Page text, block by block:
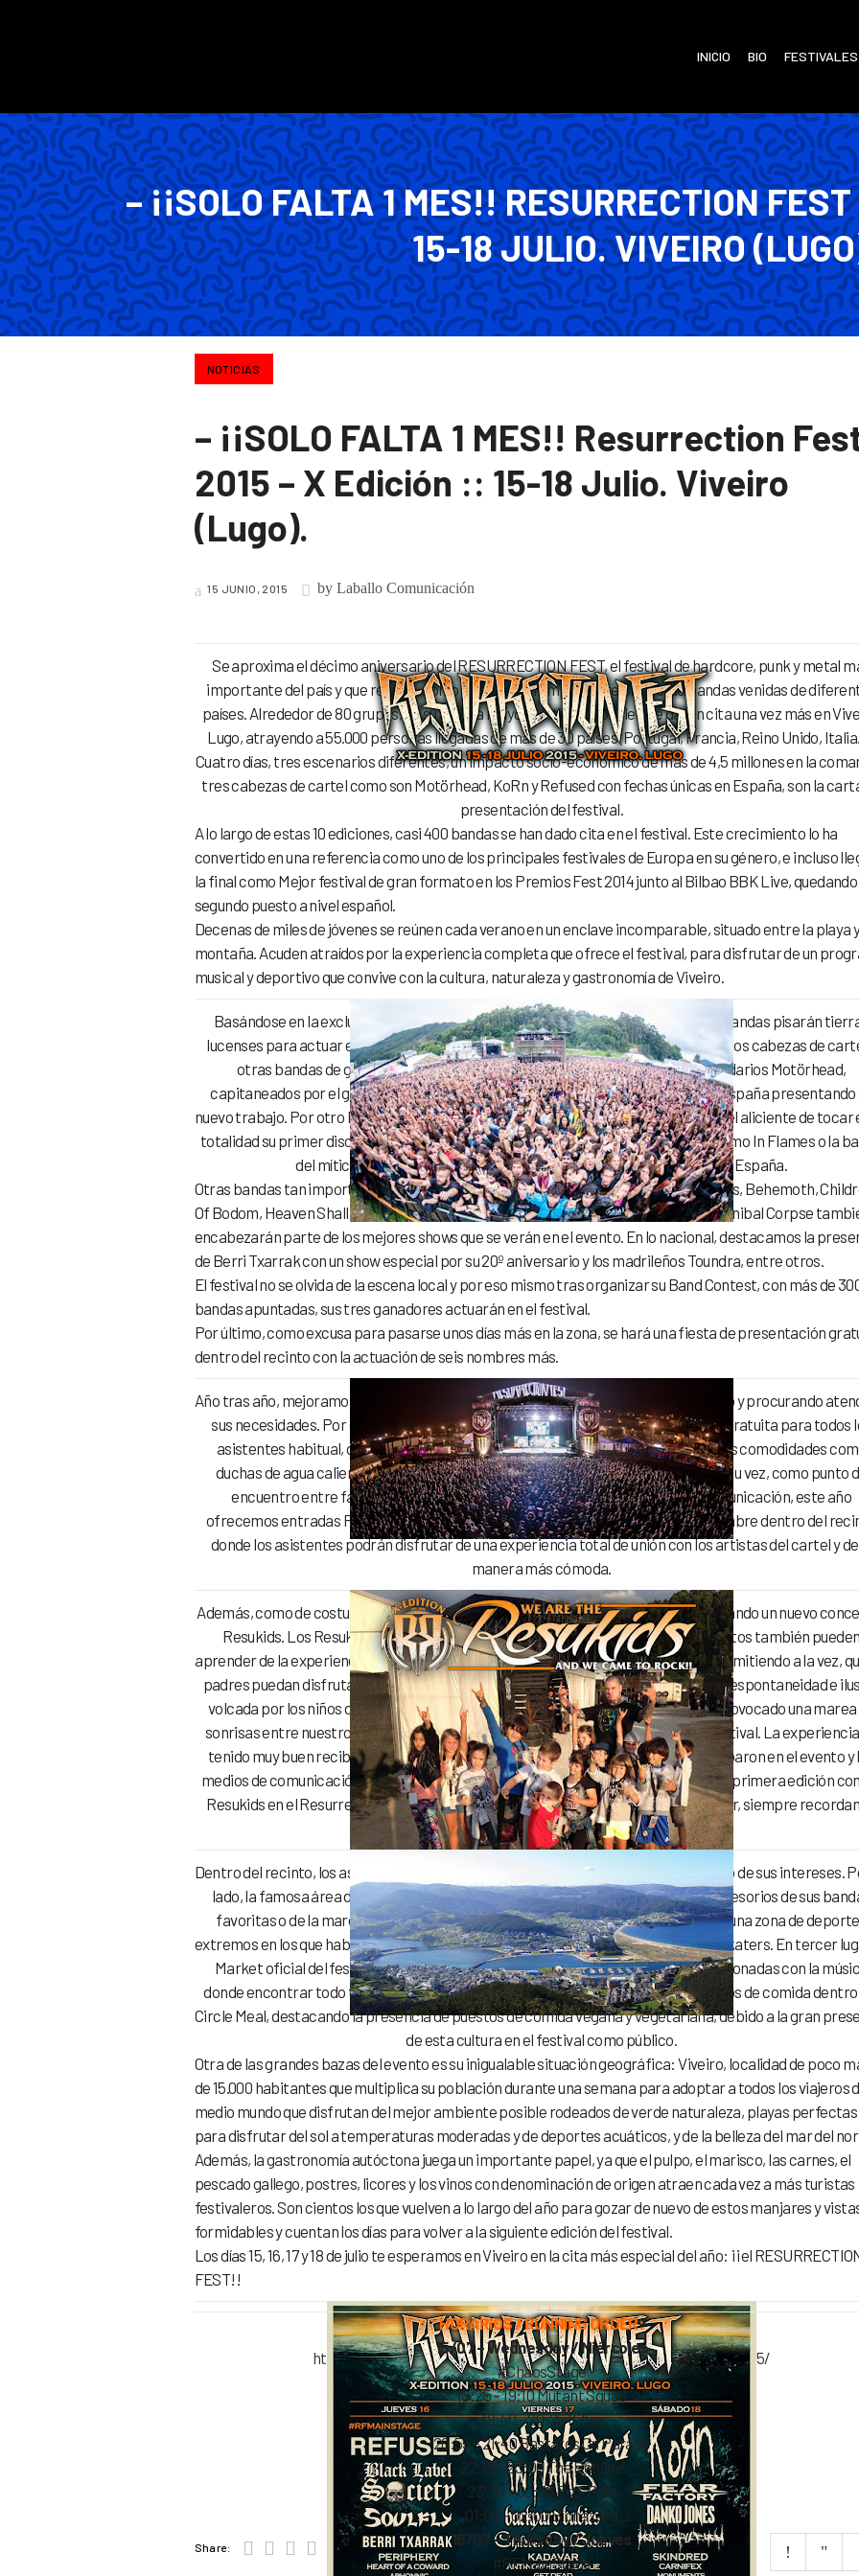
INICIO BIO FESTIVALES
– ¡¡SOLO FALTA 1 MES!! RESURRECTION
15-18 JULIO. VIVEIRO
NOTICIAS
– ¡¡SOLO FALTA 1 MES!! Resurrection
2015 – X Edición :: 15-18 Julio. Viveiro
(Lugo).
15 JUNIO, 2015 by Laballo Comunicación
Se aproxima el décimo aniversario del RESURRECTION FEST, el festival de hardcore, punk y metal
importante del país y que reunirá, como cada año, un importante plantel de bandas venidas de
países. Alrededor de 80 grupos, en su amplia mayoría internacionales, se darán cita una vez más en
Lugo, atrayendo a 55.000 personas llegadas de más de 30 países (Portugal, Francia, Reino Unido,
Cuatro días, tres escenarios diferentes, un impacto socio-económico de más de 4,5 millones en la
tres cabezas de cartel como son Motörhead, KoRn y Refused con fechas únicas en España, son la
presentación del festival.
A lo largo de estas 10 ediciones, casi 400 bandas se han dado cita en el festival. Este crecimiento lo ha
convertido en una referencia como uno de los principales festivales de Europa en su género, e incluso
la final como Mejor festival de gran formato en los Premios Fest 2014 junto al Bilbao BBK Live,
segundo puesto a nivel español.
Decenas de miles de jóvenes se reúnen cada verano en un enclave incomparable, situado entre la playa
montaña. Acuden atraídos por la experiencia completa que ofrece el festival, para disfrutar de un
musical y deportivo que convive con la cultura, naturaleza y gastronomía de Viveiro.
Basándose en la exclusividad y especialización de su cartel, hasta un total de 80 bandas pisarán
lucenses para actuar en el festival. Cabe destacar lo especial de los conciertos de los cabezas de
otras bandas de gran calibre de la parte alta del póster. Por un lado, los legendarios Motörhead,
capitaneados por el gran Lemmy Kilmister, darán su único concierto en 2015 en España presentando
nuevo trabajo. Por otro lado, KoRn, darán también su único concierto en el país con el aliciente de tocar
totalidad su primer disco «KoRn» además de sus mejores éxitos. Tanto Refused como In Flames o la
del mítico Zakk Wylde, Black Label Society, serán también únicas en España.
Otras bandas tan importantes como Fear Factory, Backyard Babies, Satanic Surfers, Behemoth,
Of Bodom, Heaven Shall Burn, Soulfly, Comeback Kid, Danko Jones, Biohazard o Cannibal Corpse
encabezarán parte de los mejores shows que se verán en el evento. En lo nacional, destacamos la
de Berri Txarrak con un show especial por su 20º aniversario y los madrileños Toundra, entre otros.
El festival no se olvida de la escena local y por eso mismo tras organizar su Band Contest, con más de
bandas apuntadas, sus tres ganadores actuarán en el festival.
Por último, como excusa para pasarse unos días más en la zona, se hará una fiesta de presentación
dentro del recinto con la actuación de seis nombres más.
Año tras año, mejoramos la calidad de nuestro festival escuchando a nuestro público y procurando
sus necesidades. Por eso mismo desde hace unos años, además de la acampada gratuita para todos
asistentes habitual, ofrecemos el Resucamp, una oferta para los que deseen más comodidades
duchas de agua caliente gratuitas, wifi, electricidad, control de seguridad, etc. A su vez, como punto
encuentro entre fans y artistas, profesionales de la industria y medios de comunicación, este año
ofrecemos entradas Pandemonium, abonos que dan acceso al área de mismo nombre dentro del
donde los asistentes podrán disfrutar de una experiencia total de unión con los artistas del cartel y
manera más cómoda.
Además, como de costumbre, este año el Resurrection Fest ha vuelto a innovar creando un nuevo
Resukids. Los Resukids nace como un espacio para los más pequeños, dónde éstos también pueden
aprender de la experiencia “Resurrection Fest” a través del juego y la diversión, y permitiendo a la vez,
padres puedan disfrutar de sus bandas favoritas con total tranquilidad. La pasión, espontaneidad e
volcada por los niños durante las actividades realizadas en el propio recinto, ha provocado una marea
sonrisas entre nuestros asistentes, y se ha asegurado una plaza fija en nuestro festival. La
tenido muy buen recibimiento y no solo por nuestros fans. Las bandas que participaron en el evento y
medios de comunicación, describen la iniciativa como un auténtico éxito. Tras esta primera edición
Resukids en el Resurrection Fest 2014 queremos seguir esforzándonos por mejorar, siempre
que somos un festival “hecho por fans, para fans”.
Dentro del recinto, los asistentes pueden disfrutar de diferentes zonas dependiendo de sus intereses.
lado, la famosa área de Merchandising, lugar de obligada visita para comprar accesorios de sus
favoritas o de la marca del propio festival, Resurrection Wear. En segundo lugar, una zona de
extremos en los que habrá trial shows con invitados profesionales y pro-teams de skaters. En tercer
Market oficial del festival, toda una zona de stands con las mejores marcas relacionadas con la
donde encontrar todo tipo de productos. Y por último, una selecta oferta de puestos de comida
Circle Meal, destacando la presencia de puestos de comida vegana y vegetariana, debido a la gran
de esta cultura en el festival como público.
Otra de las grandes bazas del evento es su inigualable situación geográfica: Viveiro, localidad de poco
de 15.000 habitantes que multiplica su población durante una semana para adoptar a todos los viajeros
medio mundo que disfrutan del mejor ambiente posible rodeados de verde naturaleza, playas perfectas
para disfrutar del sol a temperaturas moderadas y de deportes acuáticos, y de la belleza del mar del
Además, la gastronomía autóctona juega un importante papel, ya que el pulpo, el marisco, las carnes, el
pescado gallego, postres, licores y los vinos con denominación de origen atraen cada vez a más turistas
festivaleros. Son cientos los que vuelven a lo largo del año para gozar de nuevo de estos manjares y
formidables y cuentan los días para volver a la siguiente edición del festival.
Los días 15, 16, 17 y 18 de julio te esperamos en Viveiro en la cita más especial del año: ¡¡el
FEST!!
HORARIOS / RUNNING ORDER:
15/07 – Wednesday / Miércoles
#ChaosStage
18:25 – 19:10 Mutant Squad
19:40 – 20:25 Killus
20:55 – 21:40 Bastards On Parade
22:10 – 23:00 The Decline
23:30 – 00:30 Pro-Pain
01:00 – 02:00 Biohazard
16/07 – Thursday / Jueves
#RFMainStage
CARTEL POR DIAS Y HORARIOS:
http://www.resurrectionfest.es/horarios-del-resurrection-fest-2015/
— —
NOTAS DE PRENSA:
http://www.resurrectionfest.es/press/
ACREDITACIONES:
http://www.resurrectionfest.es/press/acreditaciones/
Share: